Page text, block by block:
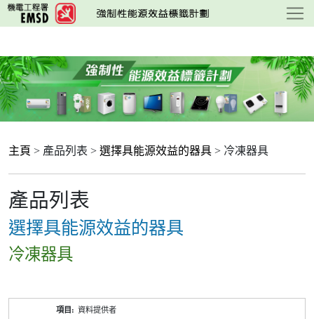
跳
至
要
內
容
主頁 > 產品列表 > 選擇具能源效益的器具 > 冷凍器具
產品列表
選擇具能源效益的器具
冷凍器具
資料提供者